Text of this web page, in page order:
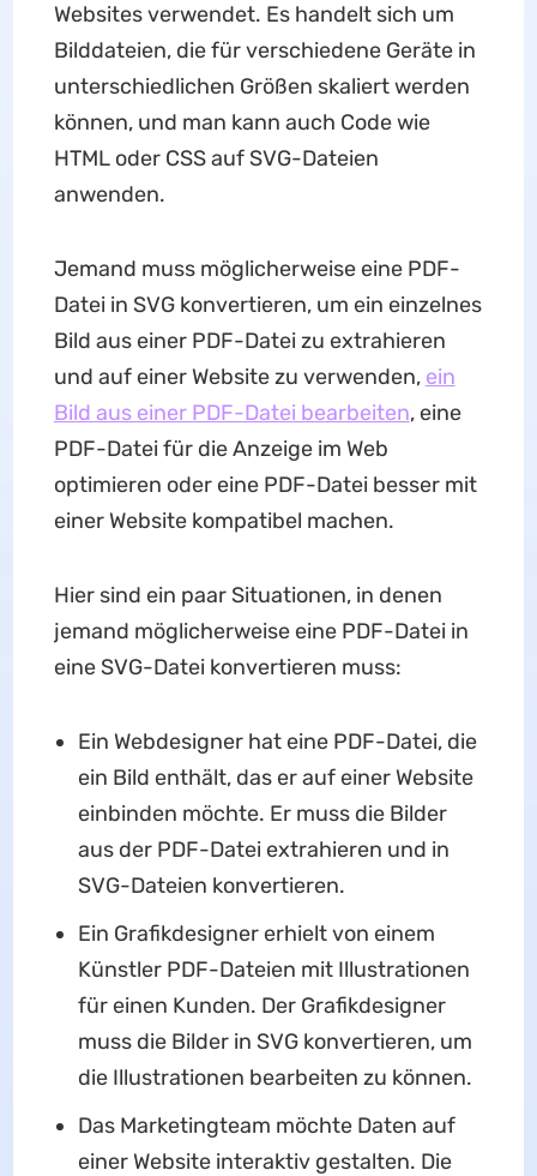
Websites verwendet. Es handelt sich um
Bilddateien, die für verschiedene Geräte in
unterschiedlichen Größen skaliert werden
können, und man kann auch Code wie
HTML oder CSS auf SVG-Dateien
anwenden.
Jemand muss möglicherweise eine PDF-
Datei in SVG konvertieren, um ein einzelnes
Bild aus einer PDF-Datei zu extrahieren
und auf einer Website zu verwenden, ein
Bild aus einer PDF-Datei bearbeiten, eine
PDF-Datei für die Anzeige im Web
optimieren oder eine PDF-Datei besser mit
einer Website kompatibel machen.
Hier sind ein paar Situationen, in denen
jemand möglicherweise eine PDF-Datei in
eine SVG-Datei konvertieren muss:
Ein Webdesigner hat eine PDF-Datei, die
ein Bild enthält, das er auf einer Website
einbinden möchte. Er muss die Bilder
aus der PDF-Datei extrahieren und in
SVG-Dateien konvertieren.
Ein Grafikdesigner erhielt von einem
Künstler PDF-Dateien mit Illustrationen
für einen Kunden. Der Grafikdesigner
muss die Bilder in SVG konvertieren, um
die Illustrationen bearbeiten zu können.
Das Marketingteam möchte Daten auf
einer Website interaktiv gestalten. Die